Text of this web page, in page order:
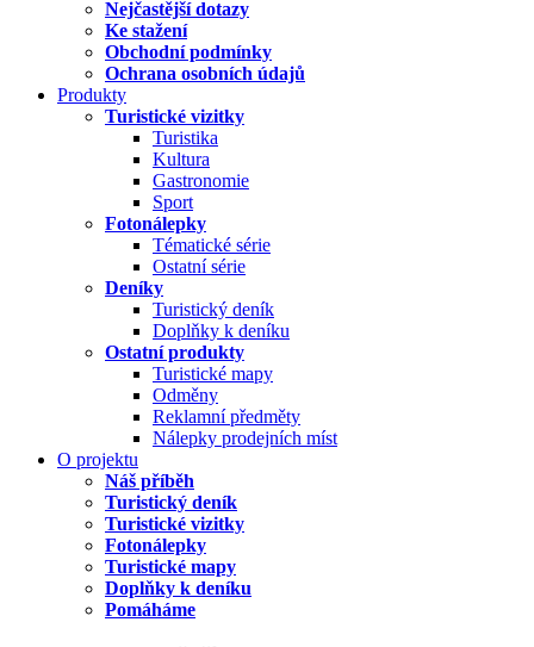
Nejčastější dotazy
Ke stažení
Obchodní podmínky
Ochrana osobních údajů
Produkty
Turistické vizitky
Turistika
Kultura
Gastronomie
Sport
Fotonálepky
Tématické série
Ostatní série
Deníky
Turistický deník
Doplňky k deníku
Ostatní produkty
Turistické mapy
Odměny
Reklamní předměty
Nálepky prodejních míst
O projektu
Náš příběh
Turistický deník
Turistické vizitky
Fotonálepky
Turistické mapy
Doplňky k deníku
Pomáháme